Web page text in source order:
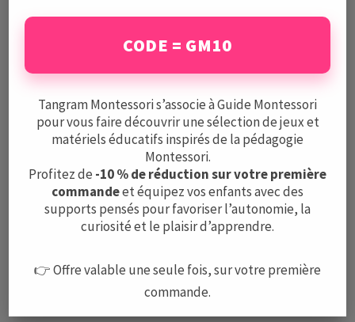
Le Guide Montessori est un centre de ressources complet
et indépendant sur la pédagogie Montessori, les écoles,
Mentions légales
CGV
Protection des données
A PROPOS
Nous contacter
CODE = GM10
Tangram Montessori s’associe à Guide Montessori
pour vous faire découvrir une sélection de jeux et
matériels éducatifs inspirés de la pédagogie
Montessori.
Profitez de -10 % de réduction sur votre première
commandeet équipez vos enfants avec des
supports pensés pour favoriser l’autonomie, la
curiosité et le plaisir d’apprendre.
👉 Offre valable une seule fois, sur votre première
commande.